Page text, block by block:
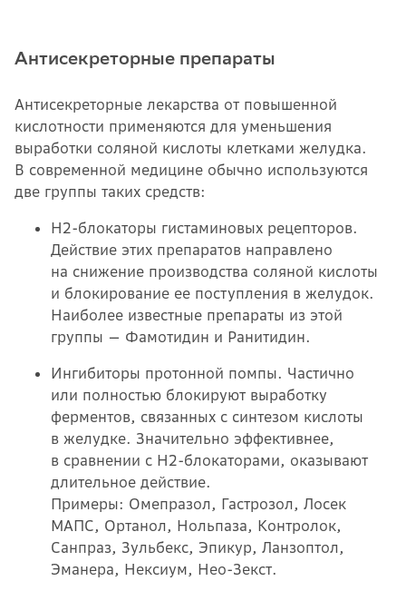
Антисекреторные препараты
Антисекреторные лекарства от повышенной
кислотности применяются для уменьшения
выработки соляной кислоты клетками желудка.
В современной медицине обычно используются
две группы таких средств:
Н2-блокаторы гистаминовых рецепторов.
Действие этих препаратов направлено
на снижение производства соляной кислоты
и блокирование ее поступления в желудок.
Наиболее известные препараты из этой
группы — Фамотидин и Ранитидин.
Ингибиторы протонной помпы. Частично
или полностью блокируют выработку
ферментов, связанных с синтезом кислоты
в желудке. Значительно эффективнее,
в сравнении с Н2-блокаторами, оказывают
длительное действие.
Примеры: Омепразол, Гастрозол, Лосек
МАПС, Ортанол, Нольпаза, Контролок,
Санпраз, Зульбекс, Эпикур, Ланзоптол,
Эманера, Нексиум, Нео-Зекст.